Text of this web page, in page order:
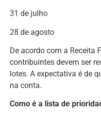
31 de julho
28 de agosto
De acordo com a Receita
contribuintes devem ser
lotes. A expectativa é de
na conta.
Como é a lista de